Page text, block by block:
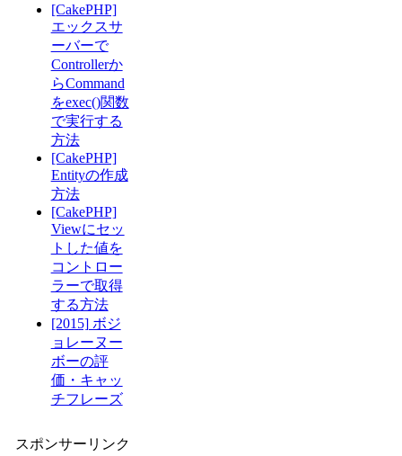
[CakePHP]
エックスサ
ーバーで
Controllerか
らCommand
をexec()関数
で実行する
方法
[CakePHP]
Entityの作成
方法
[CakePHP]
Viewにセッ
トした値を
コントロー
ラーで取得
する方法
[2015] ボジ
ョレーヌー
ボーの評
価・キャッ
チフレーズ
スポンサーリンク